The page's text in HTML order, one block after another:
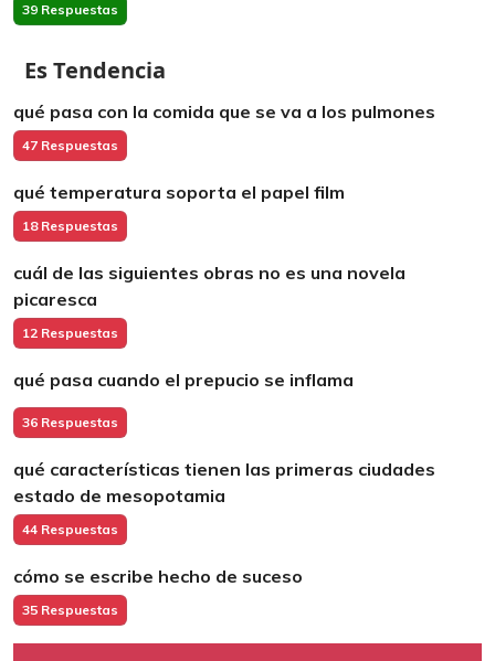
39 Respuestas
Es Tendencia
qué pasa con la comida que se va a los pulmones
47 Respuestas
qué temperatura soporta el papel film
18 Respuestas
cuál de las siguientes obras no es una novela
picaresca
12 Respuestas
qué pasa cuando el prepucio se inflama
36 Respuestas
qué características tienen las primeras ciudades
estado de mesopotamia
44 Respuestas
cómo se escribe hecho de suceso
35 Respuestas